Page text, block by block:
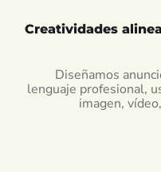
Creatividades
Diseñamos
lenguaje profesional,
imagen,